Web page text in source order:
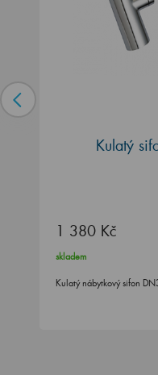
Kulatý
1 380 Kč
skladem
Kulatý nábytkový sifon